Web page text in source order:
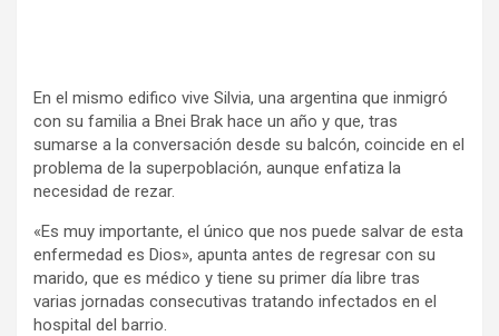
En el mismo edifico vive Silvia, una argentina que inmigró
con su familia a Bnei Brak hace un año y que, tras
sumarse a la conversación desde su balcón, coincide en el
problema de la superpoblación, aunque enfatiza la
necesidad de rezar.
«Es muy importante, el único que nos puede salvar de esta
enfermedad es Dios», apunta antes de regresar con su
marido, que es médico y tiene su primer día libre tras
varias jornadas consecutivas tratando infectados en el
hospital del barrio.